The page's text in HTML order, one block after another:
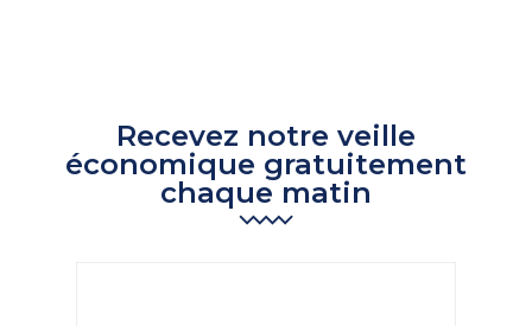
Recevez notre veille
économique gratuitement
chaque matin